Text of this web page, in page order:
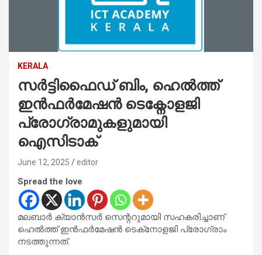
KERALA
സർട്ടിഫൈഡ് ബിം, ഹെൽത്ത്
ഇൻഫർമേഷൻ ടെക്നോളജി
പ്രോഗ്രാമുകളുമായി
ഐസിടാക്
June 12, 2025 editor
Spread the love
മലബാര്‍ ക്യാന്‍സര്‍ സെന്ററുമായി സഹകരിച്ചാണ്
ഹെല്‍ത്ത് ഇന്‍ഫര്‍മേഷന്‍ ടെക്‌നോളജി പ്രോഗ്രാം
നടത്തുന്നത്.